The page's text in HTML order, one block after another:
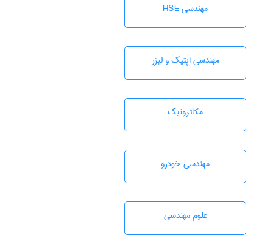
مهندسی HSE
مهندسی اپتیک و لیزر
مکاترونیک
مهندسی خودرو
علوم مهندسی